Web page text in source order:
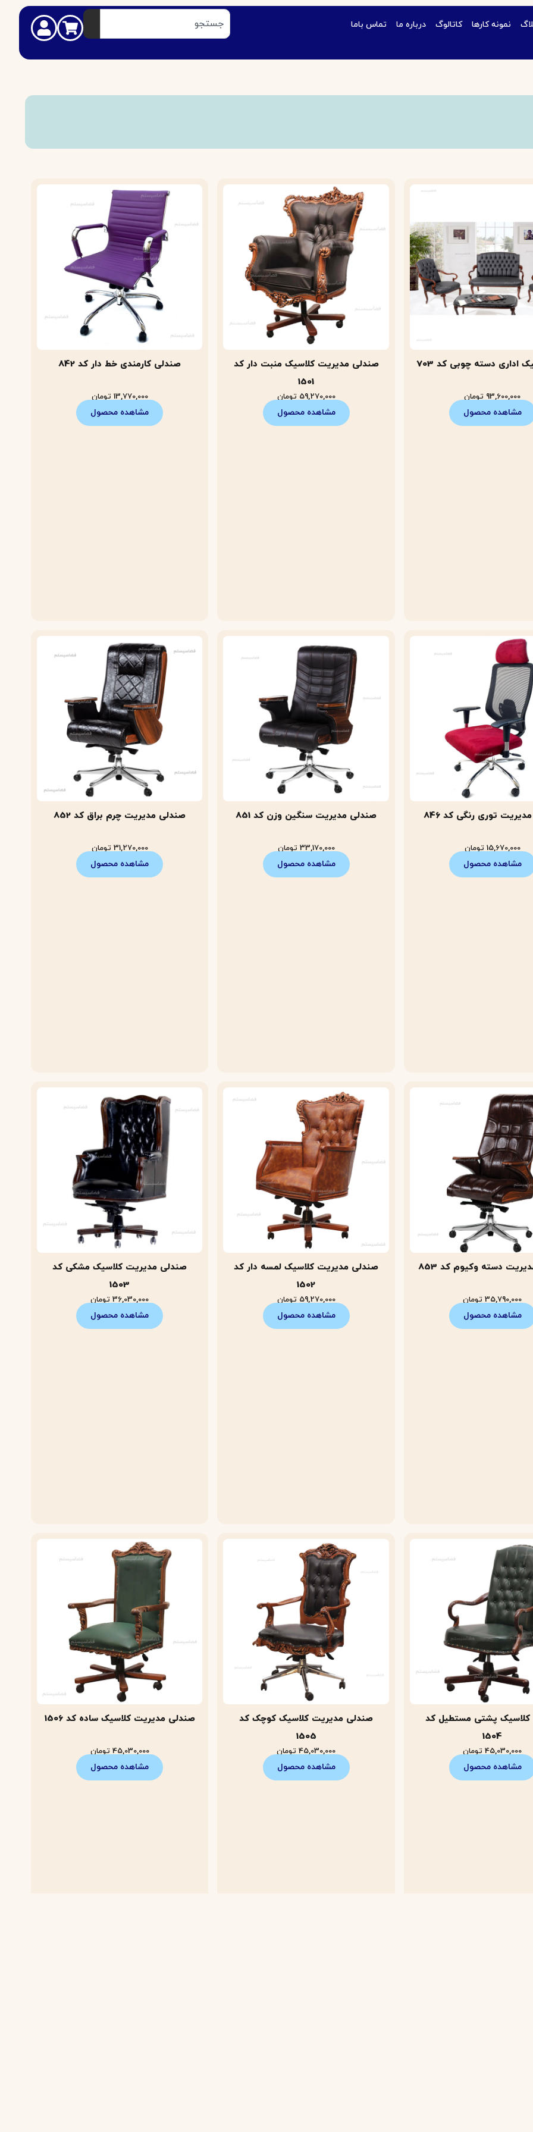
نمونه کارها کاتالوگ درباره ما تماس باما
اداری دسته چوبی کد 703
93,600,000 تومان
مشاهده محصول
صندلی مدیریت کلاسیک منبت دار کد
1501
59,270,000 تومان
مشاهده محصول
صندلی کارمندی خط دار کد 842
13,770,000 تومان
مشاهده محصول
توری رنگی کد 846
15,670,000 تومان
مشاهده محصول
صندلی مدیریت سنگین وزن کد 851
33,170,000 تومان
مشاهده محصول
صندلی مدیریت چرم براق کد 852
31,270,000 تومان
مشاهده محصول
دسته وکیوم کد 853
35,790,000 تومان
مشاهده محصول
صندلی مدیریت کلاسیک لمسه دار کد
1502
59,270,000 تومان
مشاهده محصول
صندلی مدیریت کلاسیک مشکی کد
1503
36,030,000 تومان
مشاهده محصول
کلاسیک پشتی مستطیل کد
1504
45,030,000 تومان
مشاهده محصول
صندلی مدیریت کلاسیک کوچک کد
1505
45,030,000 تومان
مشاهده محصول
صندلی مدیریت کلاسیک ساده کد 1506
45,030,000 تومان
مشاهده محصول